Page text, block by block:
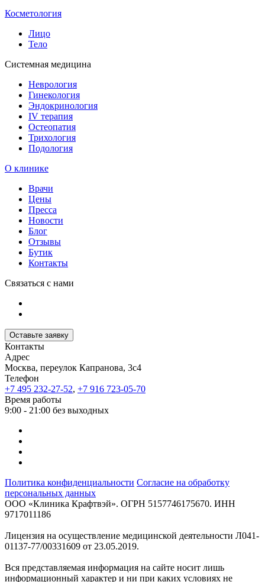
Косметология
Лицо
Тело
Системная медицина
Неврология
Гинекология
Эндокринология
IV терапия
Остеопатия
Трихология
Подология
О клинике
Врачи
Цены
Пресса
Новости
Блог
Отзывы
Бутик
Контакты
Связаться с нами
Оставьте заявку
Контакты
Адрес
Москва, переулок Капранова, 3с4
Телефон
+7 495 232-27-52, +7 916 723-05-70
Время работы
9:00 - 21:00 без выходных
Политика конфиденциальности Согласие на обработку
персональных данных
ООО «Клиника Крафтвэй». ОГРН 5157746175670. ИНН
9717011186
Лицензия на осуществление медицинской деятельности Л041-
01137-77/00331609 от 23.05.2019.
Вся представляемая информация на сайте носит лишь
информационный характер и ни при каких условиях не